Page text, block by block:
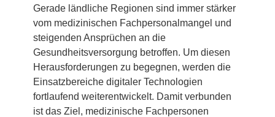
Gerade ländliche Regionen sind immer stärker
vom medizinischen Fachpersonalmangel und
steigenden Ansprüchen an die
Gesundheitsversorgung betroffen. Um diesen
Herausforderungen zu begegnen, werden die
Einsatzbereiche digitaler Technologien
fortlaufend weiterentwickelt. Damit verbunden
ist das Ziel, medizinische Fachpersonen